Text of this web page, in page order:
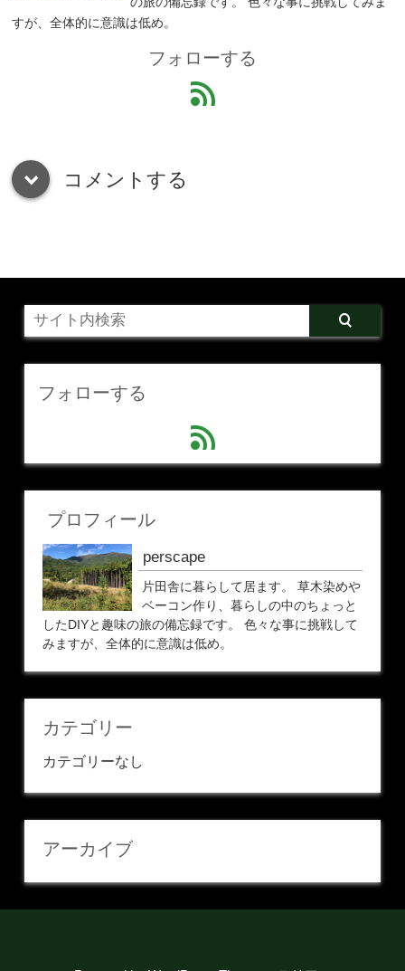
すが、全体的に意識は低め。
フォローする
feed
down コメントする
フォローする
feed
プロフィール
perscape
片田舎に暮らして居ます。 草木染めや
ベーコン作り、暮らしの中のちょっと
したDIYと趣味の旅の備忘録です。 色々な事に挑戦して
みますが、全体的に意識は低め。
カテゴリー
カテゴリーなし
アーカイブ